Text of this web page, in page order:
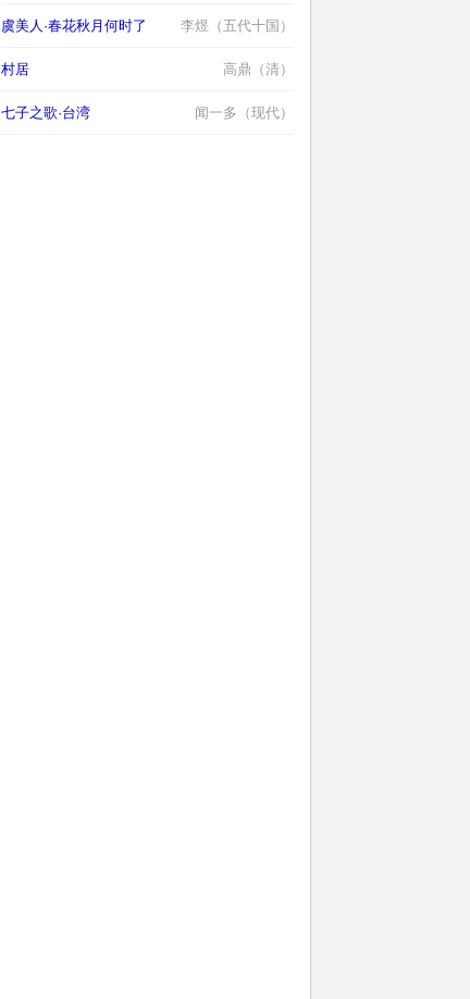
虞美人·春花秋月何时了 李煜（五代十国）
村居 高鼎（清）
七子之歌·台湾 闻一多（现代）